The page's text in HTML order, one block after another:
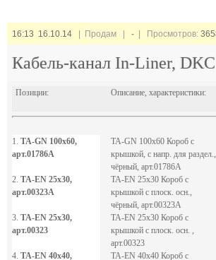
16:13 16.10.14 | Продам | - | Просмотров:
Кабель-канал In-Liner, DKC
Позиции: Описание, характеристики:
1. TA-GN 100x60,
арт.01786A
TA-GN 100x60 Короб с
крышкой, с напр. для раздел.,
чёрный, арт.01786A
2. TA-EN 25x30,
арт.00323A
TA-EN 25x30 Короб с
крышкой с плоск. осн.,
чёрный, арт.00323A
3. TA-EN 25x30,
арт.00323
TA-EN 25x30 Короб с
крышкой с плоск. осн. ,
арт.00323
4. TA-EN 40x40, TA-EN 40x40 Короб с